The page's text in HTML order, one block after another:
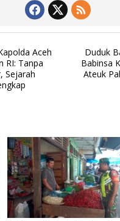
Aceh
RI: Tanpa
Sejarah
Duduk
Babinsa
Ateuk